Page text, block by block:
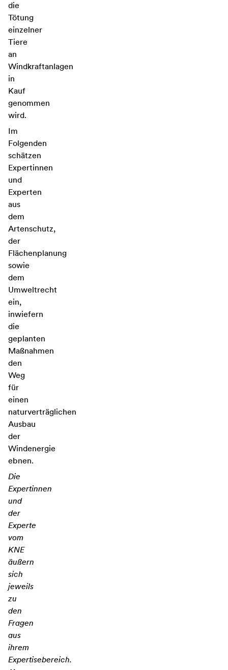
die
Tötung
einzelner
Tiere
an
Windkraftanlagen
in
Kauf
genommen
wird.
Im
Folgenden
schätzen
Expertinnen
und
Experten
aus
dem
Artenschutz,
der
Flächenplanung
sowie
dem
Umweltrecht
ein,
inwiefern
die
geplanten
Maßnahmen
den
Weg
für
einen
naturverträglichen
Ausbau
der
Windenergie
ebnen.
Die
Expertinnen
und
der
Experte
vom
KNE
äußern
sich
jeweils
zu
den
Fragen
aus
ihrem
Expertisebereich.